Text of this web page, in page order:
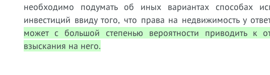
необходимо подумать об иных вариантах способах
инвестиций ввиду того, что права на недвижимость у
может с большой степенью вероятности приводить к
взыскания на него.